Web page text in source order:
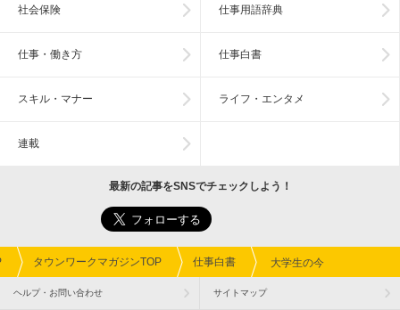
社会保険 仕事用語辞典
仕事・働き方 仕事白書
スキル・マナー ライフ・エンタメ
連載
最新の記事をSNSでチェックしよう！
タウンワークマガジンTOP 仕事白書 大学生の今
ヘルプ・お問い合わせ サイトマップ